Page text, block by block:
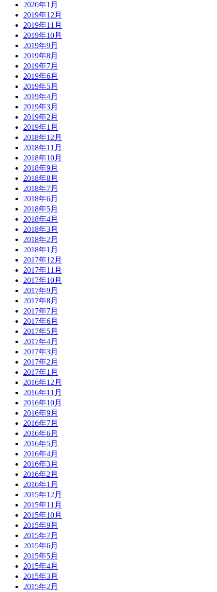
2020年1月
2019年12月
2019年11月
2019年10月
2019年9月
2019年8月
2019年7月
2019年6月
2019年5月
2019年4月
2019年3月
2019年2月
2019年1月
2018年12月
2018年11月
2018年10月
2018年9月
2018年8月
2018年7月
2018年6月
2018年5月
2018年4月
2018年3月
2018年2月
2018年1月
2017年12月
2017年11月
2017年10月
2017年9月
2017年8月
2017年7月
2017年6月
2017年5月
2017年4月
2017年3月
2017年2月
2017年1月
2016年12月
2016年11月
2016年10月
2016年9月
2016年7月
2016年6月
2016年5月
2016年4月
2016年3月
2016年2月
2016年1月
2015年12月
2015年11月
2015年10月
2015年9月
2015年7月
2015年6月
2015年5月
2015年4月
2015年3月
2015年2月